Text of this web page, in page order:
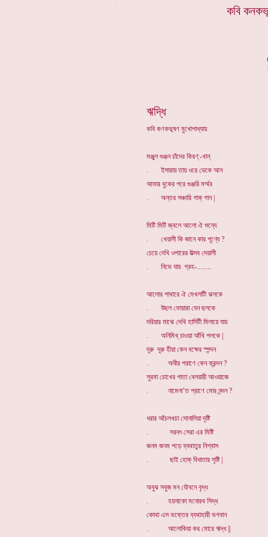
কবি
ঋদ্ধি
কবি কণকভূষণ মুখোপাধ্যায়
মঞ্জুল গুঞ্জন চাঁদের কিরণ্ -খান্
. ইসারায় তায় ওরে ডেকে আন
আমার বুকের পরে গুঞ্জরি মর্ম্মর
. অন্তর সঞ্চারি গাক্ গান |
মিটি মিটি জ্বলে আলো ঐ শুন্যে
. খেয়ালী কি জানে কার পূণ্যে ?
চেয়ে দেখি ওপারের উত্সব দেয়ালী
. নিভে যায় গ্রহ-........
আলোর পাথারে ঐ মেখলাটী ঝলকে
. উছল ফোয়ারা যেন ছলকে
দরিয়ার মাঝে দেখি হাসিটী মিলায়ে যায়
. অনিমিখ্ চাওয়া আঁখি পলকে |
দূরু দূরু হীয়া কেন বক্ষের স্পন্দন
. অধীর পরাণে কেন ক্রন্দন ?
সুরমা চোখের পাতা বেলয়ারী আওয়াজে
. নামেনা’ত প্রাণে মোর নন্দন ?
ধরার আঁচলখচা সোনালিয়া দৃষ্টি
. সরবৎ সেরা এর মিষ্টি
জনম জনম পড়ে ব্যথাতুর নিশ্বাস
. ছাই হোক্ বিধাতার সৃষ্টি |
অবুঝ সবুজ মন যৌবনে বৃদ্ধ
. হয়নাকো মনোরথ সিদ্ধ
কোথা এস ভক্তের ব্যথাহারী ভগবান
. আলোকিয়া কর মোরে ঋদ্ধ ||